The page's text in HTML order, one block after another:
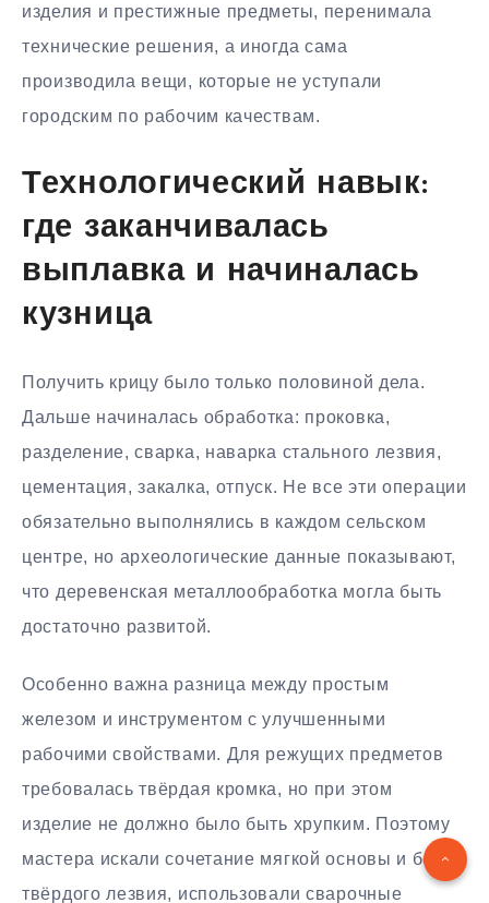
изделия и престижные предметы, перенимала
технические решения, а иногда сама
производила вещи, которые не уступали
городским по рабочим качествам.
Технологический навык:
где заканчивалась
выплавка и начиналась
кузница
Получить крицу было только половиной дела.
Дальше начиналась обработка: проковка,
разделение, сварка, наварка стального лезвия,
цементация, закалка, отпуск. Не все эти операции
обязательно выполнялись в каждом сельском
центре, но археологические данные показывают,
что деревенская металлообработка могла быть
достаточно развитой.
Особенно важна разница между простым
железом и инструментом с улучшенными
рабочими свойствами. Для режущих предметов
требовалась твёрдая кромка, но при этом
изделие не должно было быть хрупким. Поэтому
мастера искали сочетание мягкой основы и более
твёрдого лезвия, использовали сварочные